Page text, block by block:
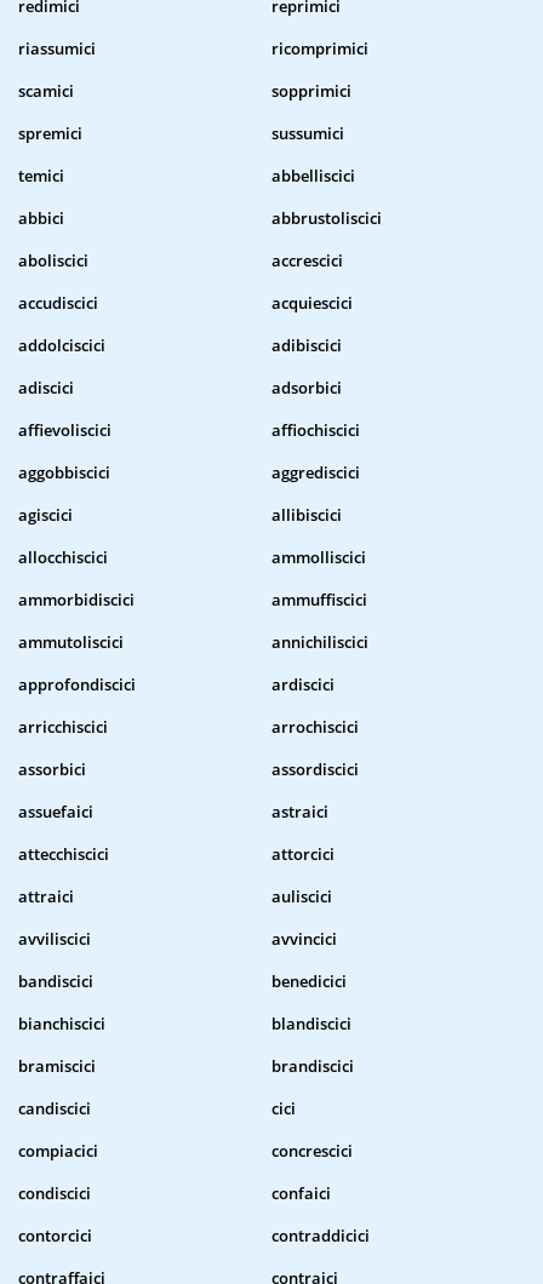
redimici
reprimici
riassumici
ricomprimici
scamici
sopprimici
spremici
sussumici
temici
abbelliscici
abbici
abbrustoliscici
aboliscici
accrescici
accudiscici
acquiescici
addolciscici
adibiscici
adiscici
adsorbici
affievoliscici
affiochiscici
aggobbiscici
aggrediscici
agiscici
allibiscici
allocchiscici
ammolliscici
ammorbidiscici
ammuffiscici
ammutoliscici
annichiliscici
approfondiscici
ardiscici
arricchiscici
arrochiscici
assorbici
assordiscici
assuefaici
astraici
attecchiscici
attorcici
attraici
auliscici
avviliscici
avvincici
bandiscici
benedicici
bianchiscici
blandiscici
bramiscici
brandiscici
candiscici
cici
compiacici
concrescici
condiscici
confaici
contorcici
contraddicici
contraffaici
contraici